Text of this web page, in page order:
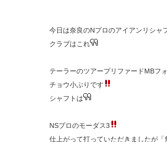
今日は奈良のNプロのアイアンリシャ
クラブはこれ
テーラーのツアープリファードMBフ
チョウ小ぶりです
シャフトは
NSプロのモーダス3
仕上がって打っていただきましたが